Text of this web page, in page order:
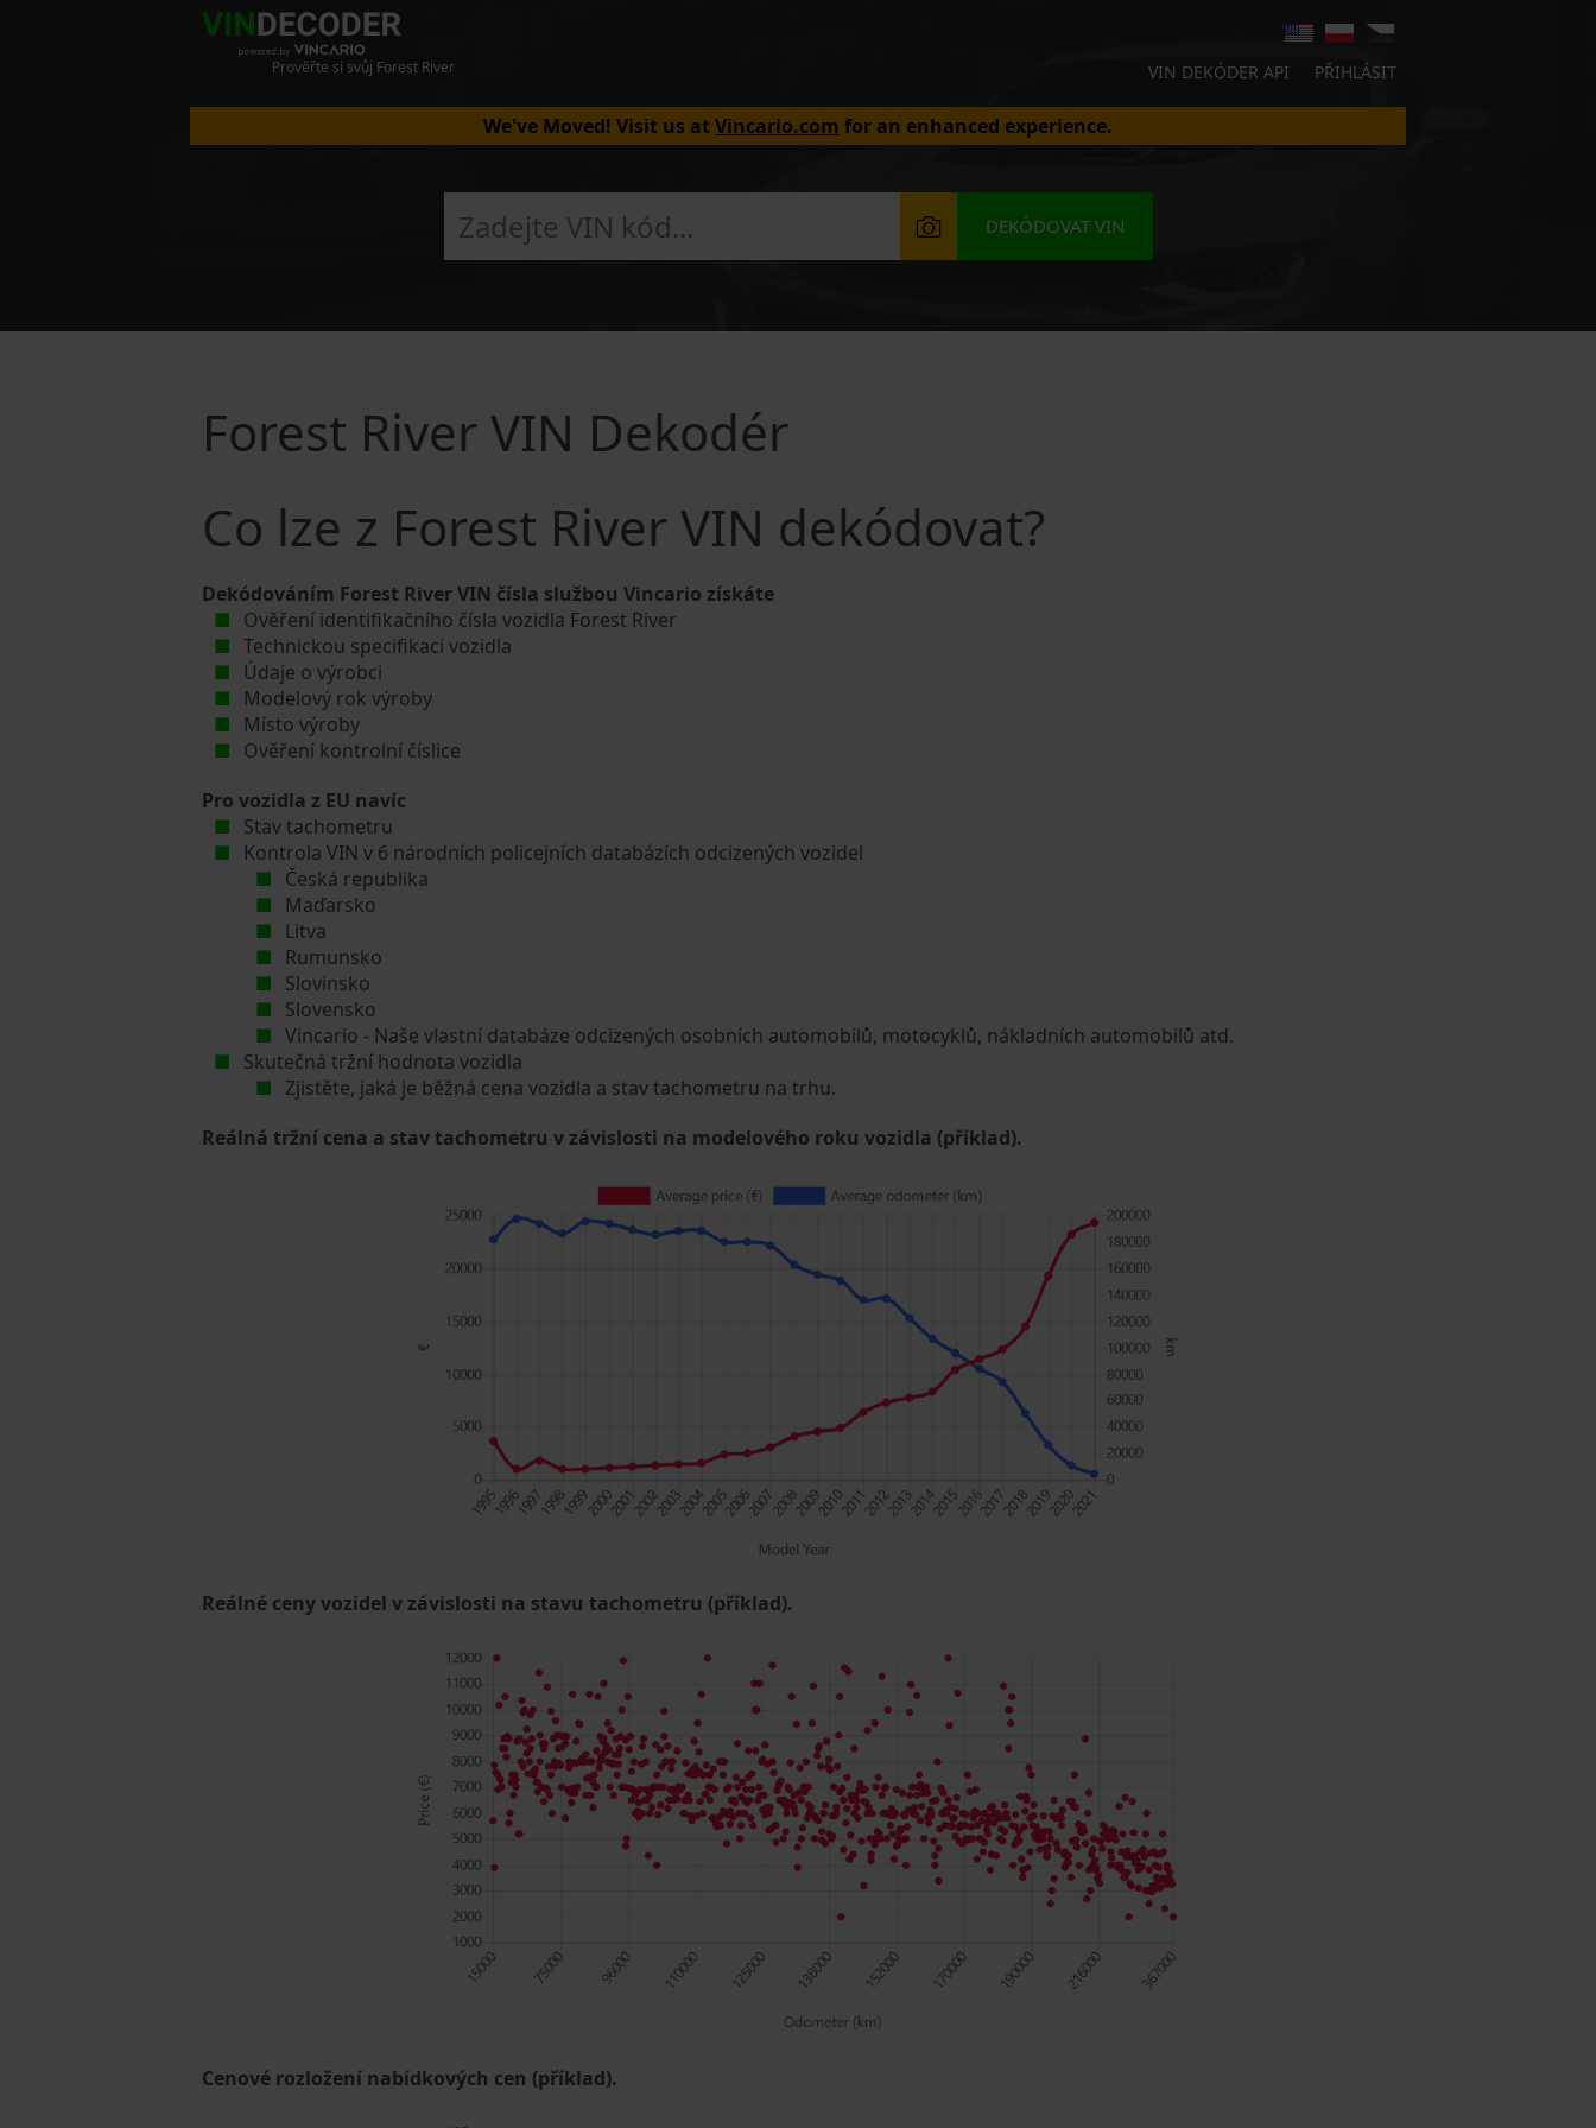
Prověřte si svůj Forest River VIN DEKÓDER API PŘIHLÁSIT
We've Moved! Visit us atVincario.com for an enhanced experience.
DEKÓDOVAT VIN
Forest River VIN Dekodér
Co lze z Forest River VIN dekódovat?
Dekódováním Forest River VIN čísla službou Vincario získáte
Ověření identifikačního čísla vozidla Forest River
Technickou specifikaci vozidla
Údaje o výrobci
Modelový rok výroby
Místo výroby
Ověření kontrolní číslice
Pro vozidla z EU navíc
Stav tachometru
Kontrola VIN v 6 národních policejních databázích odcizených vozidel
Česká republika
Maďarsko
Litva
Rumunsko
Slovinsko
Slovensko
Vincario - Naše vlastní databáze odcizených osobních automobilů, motocyklů, nákladních automobilů atd.
Skutečná tržní hodnota vozidla
Zjistěte, jaká je běžná cena vozidla a stav tachometru na trhu.
Reálná tržní cena a stav tachometru v závislosti na modelového roku vozidla (příklad).
Reálné ceny vozidel v závislosti na stavu tachometru (příklad).
Cenové rozložení nabídkových cen (příklad).